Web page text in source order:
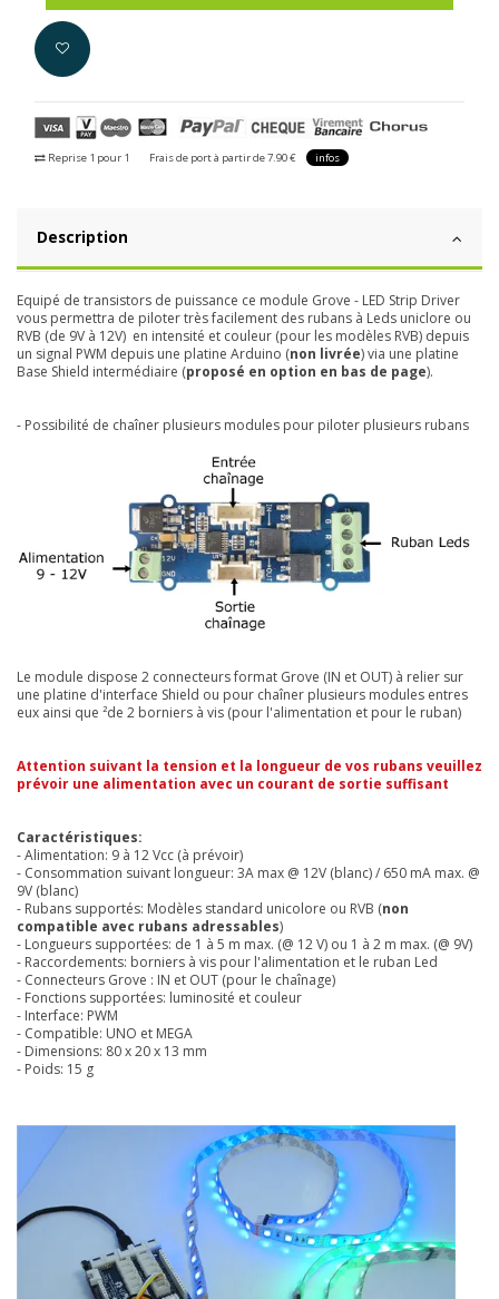
Reprise 1 pour 1 Frais de port à partir de 7.90 € infos
Description
Equipé de transistors de puissance ce module Grove - LED Strip Driver
vous permettra de piloter très facilement des rubans à Leds uniclore ou
RVB (de 9V à 12V) en intensité et couleur (pour les modèles RVB) depuis
un signal PWM depuis une platine Arduino (non livrée) via une platine
Base Shield intermédiaire (proposé en option en bas de page).
- Possibilité de chaîner plusieurs modules pour piloter plusieurs rubans
Le module dispose 2 connecteurs format Grove (IN et OUT) à relier sur
une platine d'interface Shield ou pour chaîner plusieurs modules entres
eux ainsi que ²de 2 borniers à vis (pour l'alimentation et pour le ruban)
Attention suivant la tension et la longueur de vos rubans veuillez
prévoir une alimentation avec un courant de sortie suffisant
Caractéristiques:
- Alimentation: 9 à 12 Vcc (à prévoir)
- Consommation suivant longueur: 3A max @ 12V (blanc) / 650 mA max. @
9V (blanc)
- Rubans supportés: Modèles standard unicolore ou RVB (non
compatible avec rubans adressables)
- Longueurs supportées: de 1 à 5 m max. (@ 12 V) ou 1 à 2 m max. (@ 9V)
- Raccordements: borniers à vis pour l'alimentation et le ruban Led
- Connecteurs Grove : IN et OUT (pour le chaînage)
- Fonctions supportées: luminosité et couleur
- Interface: PWM
- Compatible: UNO et MEGA
- Dimensions: 80 x 20 x 13 mm
- Poids: 15 g